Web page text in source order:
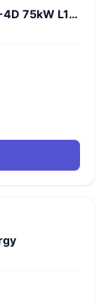
Toyota Proace City Verso 1,5-l-D-4D 75kW L1 Active